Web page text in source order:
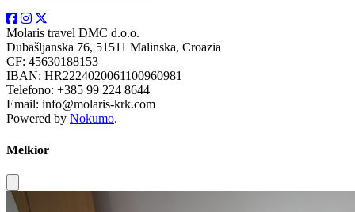
Molaris travel DMC d.o.o.
Dubašljanska 76, 51511 Malinska, Croazia
CF: 45630188153
IBAN: HR2224020061100960981
Telefono: +385 99 224 8644
Email: info@molaris-krk.com
Powered by Nokumo.
Melkior
Close modal